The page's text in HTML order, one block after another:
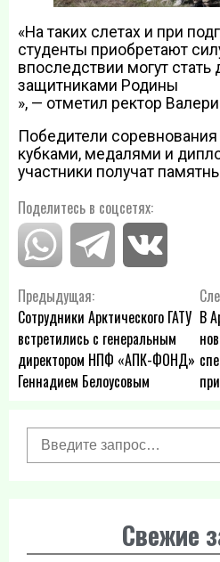
«На таких слетах и при
студенты приобретают
впоследствии могут
защитниками Родины
», — отметил ректор
Победители
кубками, медалями и
участники получат
Поделитесь в соцсетях:
Навигация
по
записям
Предыдущая:
Сотрудники Арктического ГАТУ
встретились с генеральным
директором НПФ «АПК-ФОНД»
Геннадием Белоусовым
В
Свежие